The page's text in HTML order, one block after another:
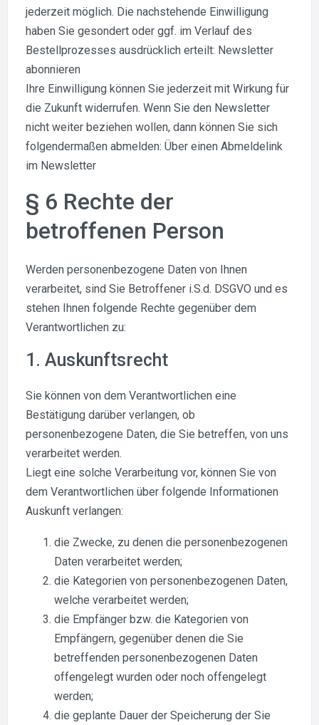
jederzeit möglich. Die nachstehende Einwilligung
haben Sie gesondert oder ggf. im Verlauf des
Bestellprozesses ausdrücklich erteilt: Newsletter
abonnieren
Ihre Einwilligung können Sie jederzeit mit Wirkung für
die Zukunft widerrufen. Wenn Sie den Newsletter
nicht weiter beziehen wollen, dann können Sie sich
folgendermaßen abmelden: Über einen Abmeldelink
im Newsletter
§ 6 Rechte der
betroffenen Person
Werden personenbezogene Daten von Ihnen
verarbeitet, sind Sie Betroffener i.S.d. DSGVO und es
stehen Ihnen folgende Rechte gegenüber dem
Verantwortlichen zu:
1. Auskunftsrecht
Sie können von dem Verantwortlichen eine
Bestätigung darüber verlangen, ob
personenbezogene Daten, die Sie betreffen, von uns
verarbeitet werden.
Liegt eine solche Verarbeitung vor, können Sie von
dem Verantwortlichen über folgende Informationen
Auskunft verlangen:
die Zwecke, zu denen die personenbezogenen
Daten verarbeitet werden;
die Kategorien von personenbezogenen Daten,
welche verarbeitet werden;
die Empfänger bzw. die Kategorien von
Empfängern, gegenüber denen die Sie
betreffenden personenbezogenen Daten
offengelegt wurden oder noch offengelegt
werden;
die geplante Dauer der Speicherung der Sie